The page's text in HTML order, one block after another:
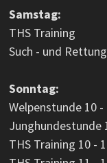
Samstag:
THS Training
Such - und
Sonntag:
Welpenstunde 10 -
Junghundestunde
THS Training 10 -